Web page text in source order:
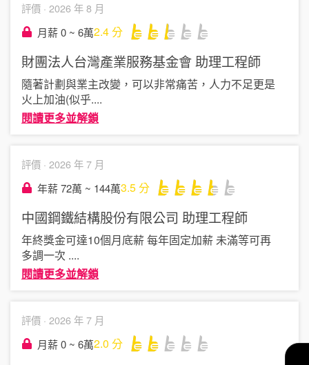
評價 · 2026 年 8 月
月薪 0 ~ 6萬2.4分
財團法人台灣產業服務基金會助理工程師
隨著計劃與業主改變，可以非常痛苦，人力不足更是
火上加油(似乎....
閱讀更多並解鎖
評價 · 2026 年 7 月
年薪 72萬 ~ 144萬3.5分
中國鋼鐵結構股份有限公司 助理工程師
年終獎金可達10個月底薪 每年固定加薪 未滿等可再
多調一次 ....
閱讀更多並解鎖
評價 · 2026 年 7 月
月薪 0 ~ 6萬2.0 分